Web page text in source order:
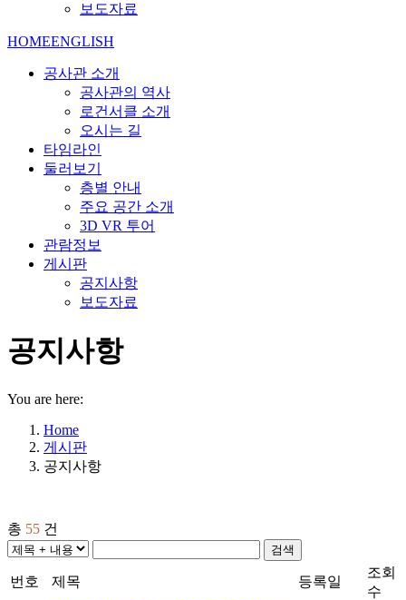
보도자료
HOMEENGLISH
공사관 소개
공사관의 역사
로건서클 소개
오시는 길
타임라인
둘러보기
층별 안내
주요 공간 소개
3D VR 투어
관람정보
게시판
공지사항
보도자료
공지사항
You are here:
Home
게시판
공지사항
총 55 건
검색
번호 제목 등록일
조회
수